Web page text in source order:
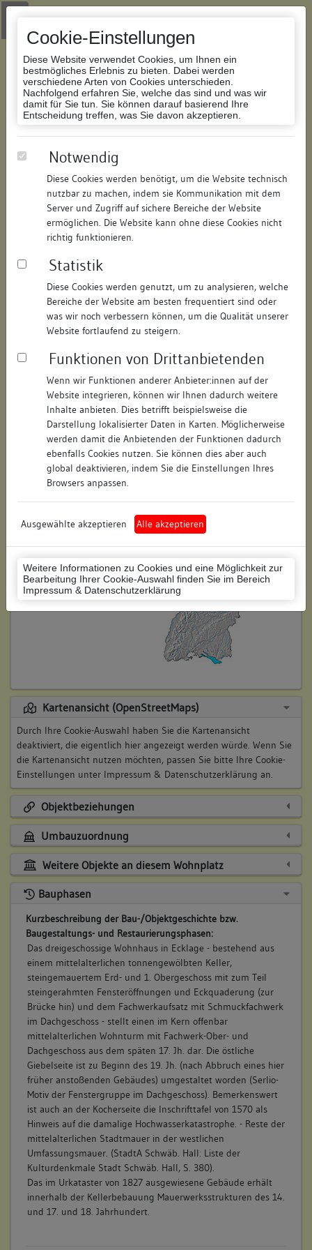
Cookie-Einstellungen
Diese Website verwendet Cookies, um Ihnen ein
bestmögliches Erlebnis zu bieten. Dabei werden
verschiedene Arten von Cookies unterschieden.
Nachfolgend erfahren Sie, welche das sind und was wir
damit für Sie tun. Sie können darauf basierend Ihre
Entscheidung treffen, was Sie davon akzeptieren.
Notwendig
Diese Cookies werden benötigt, um die Website technisch
nutzbar zu machen, indem sie Kommunikation mit dem
Server und Zugriff auf sichere Bereiche der Website
ermöglichen. Die Website kann ohne diese Cookies nicht
richtig funktionieren.
Statistik
Diese Cookies werden genutzt, um zu analysieren, welche
Bereiche der Website am besten frequentiert sind oder
was wir noch verbessern können, um die Qualität unserer
Website fortlaufend zu steigern.
Funktionen von Drittanbietenden
Wenn wir Funktionen anderer Anbieter:innen auf der
Website integrieren, können wir Ihnen dadurch weitere
Inhalte anbieten. Dies betrifft beispielsweise die
Darstellung lokalisierter Daten in Karten. Möglicherweise
werden damit die Anbietenden der Funktionen dadurch
ebenfalls Cookies nutzen. Sie können dies aber auch
global deaktivieren, indem Sie die Einstellungen Ihres
Browsers anpassen.
Ausgewählte akzeptieren Alle akzeptieren
Weitere Informationen zu Cookies und eine Möglichkeit zur
Bearbeitung Ihrer Cookie-Auswahl finden Sie im Bereich
Impressum & Datenschutzerklärung
Zur Navigation springen
Zum Inhalt der Website springen
Datenbank Bauforschung/Restaurierung
361210419232/Datum:05.12.2007
Datenbestand:
Bauforschung
Als PDF herunterladen:
Objektdaten
Straße: Steinerner Steg
Hausnummer: 6
Postleitzahl: 74523
Stadt-Teilort: Schwäbisch Hall
Regierungsbezirk: Stuttgart
Schwäbisch Hall (Landkreis)
Wohnplatzschlüssel: 8127076049
Flurstücknummer: 189
Historischer Straßenname: keiner
Lage des Wohnplatzes:
Kartenansicht (OpenStreetMaps)
Durch Ihre Cookie-Auswahl haben Sie die Kartenansicht
deaktiviert, die eigentlich hier angezeigt werden würde. Wenn Sie
die Kartenansicht nutzen möchten, passen Sie bitte Ihre Cookie-
Einstellungen unter Impressum & Datenschutzerklärung an.
Objektbeziehungen
Umbauzuordnung
Weitere Objekte an diesem Wohnplatz
Bauphasen
Kurzbeschreibung der Bau-/Objektgeschichte bzw.
Baugestaltungs- und Restaurierungsphasen:
Das dreigeschossige Wohnhaus in Ecklage - bestehend aus
einem mittelalterlichen tonnengewölbten Keller,
steingemauertem Erd- und 1. Obergeschoss mit zum Teil
steingerahmten Fensteröffnungen und Eckquaderung (zur
Brücke hin) und dem Fachwerkaufsatz mit Schmuckfachwerk
im Dachgeschoss - stellt einen im Kern offenbar
mittelalterlichen Wohnturm mit Fachwerk-Ober- und
Dachgeschoss aus dem späten 17. Jh. dar. Die östliche
Giebelseite ist zu Beginn des 19. Jh. (nach Abbruch eines hier
früher anstoßenden Gebäudes) umgestaltet worden (Serlio-
Motiv der Fenstergruppe im Dachgeschoss). Bemerkenswert
ist auch an der Kocherseite die Inschrifttafel von 1570 als
Hinweis auf die damalige Hochwasserkatastrophe. - Reste der
mittelalterlichen Stadtmauer in der westlichen
Umfassungsmauer. (StadtA Schwäb. Hall: Liste der
Kulturdenkmale Stadt Schwäb. Hall, S. 380).
Das im Urkataster von 1827 ausgewiesene Gebäude erhält
innerhalb der Kellerbebauung Mauerwerksstrukturen des 14.
und 17. und 18. Jahrhundert.